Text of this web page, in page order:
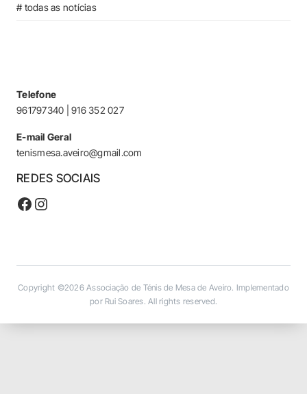
# todas as notícias
Telefone
961797340 | 916 352 027
E-mail Geral
tenismesa.aveiro@gmail.com
REDES SOCIAIS
Facebook
Instagram
Copyright ©2026Associação de Ténis de Mesa de Aveiro. Implementado
por Rui Soares. All rights reserved.